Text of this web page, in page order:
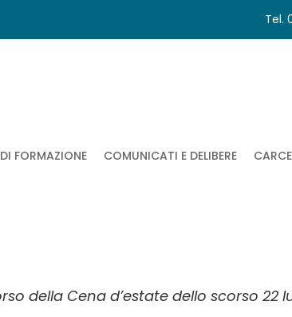
Tel.
FORMAZIONE COMUNICATI E DELIBERE
della Cena d’estate dello scorso 22